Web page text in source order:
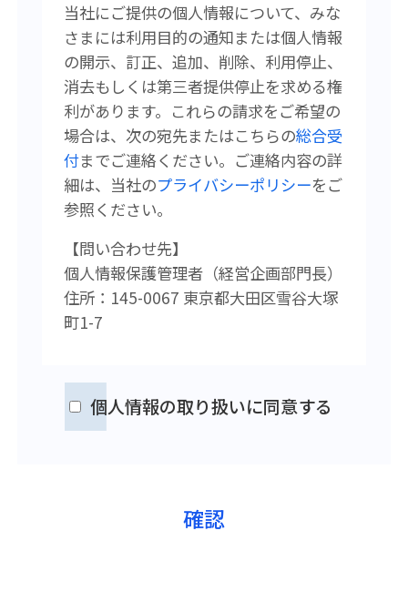
当社にご提供の個人情報について、みな
さまには利用目的の通知または個人情報
の開示、訂正、追加、削除、利用停止、
消去もしくは第三者提供停止を求める権
利があります。 これらの請求をご希望の
場合は、次の宛先またはこちらの総合受
付までご連絡ください。 ご連絡内容の詳
細は、当社のプライバシーポリシーをご
参照ください。
【問い合わせ先】
個人情報保護管理者（経営企画部門長）
住所：145-0067 東京都大田区雪谷大塚
町1-7
個人情報の取り扱いに同意する